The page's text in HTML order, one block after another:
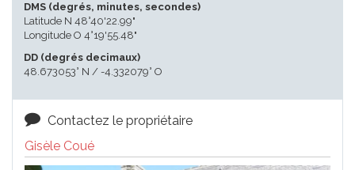
DMS (degrés, minutes, secondes)
Latitude N 48°40'22.99"
Longitude O 4°19'55.48"
DD (degrés decimaux)
48.673053° N / -4.332079° O
Contactez le propriétaire
Gisèle Coué